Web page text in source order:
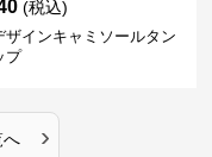
(税込)
ザインキャミソールタン
プ
へ ›